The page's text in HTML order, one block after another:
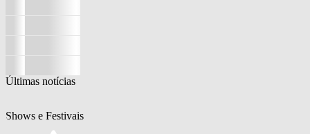
Últimas notícias
Shows e Festivais